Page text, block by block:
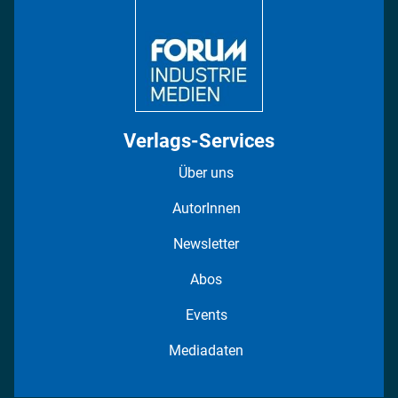
Verlags-Services
Über uns
AutorInnen
Newsletter
Abos
Events
Mediadaten